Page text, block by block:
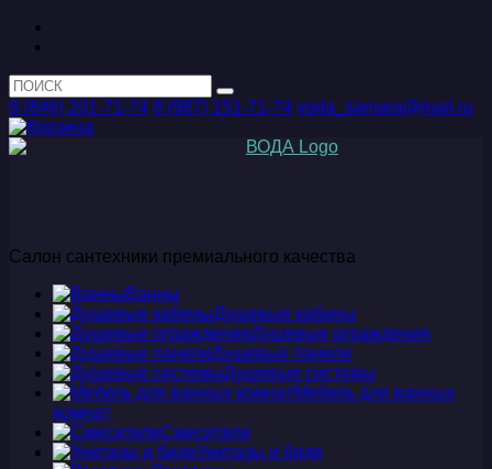
8 (846) 201-71-74 8 (987) 151-71-74 voda_samara@mail.ru
Салон сантехники премиального качества
Ванны
Душевые кабины
Душевые ограждения
Душевые панели
Душевые системы
Мебель для ванных
комнат
Смесители
Унитазы и биде